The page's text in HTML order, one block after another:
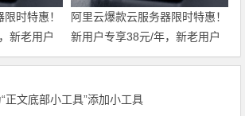
时特惠！
新老用户
场景一键
阿里云爆款云服务器限时特惠！
新用户专享38元/年，新老用户
均享99元/年，支持全场景一键
正文底部小工具”添加小工具